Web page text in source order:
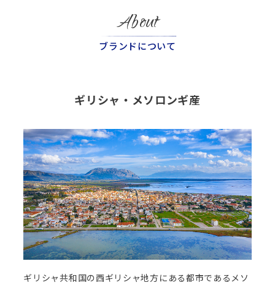
About
ブランドについて
ギリシャ・メソロンギ産
ギリシャ共和国の西ギリシャ地方にある都市であるメソ